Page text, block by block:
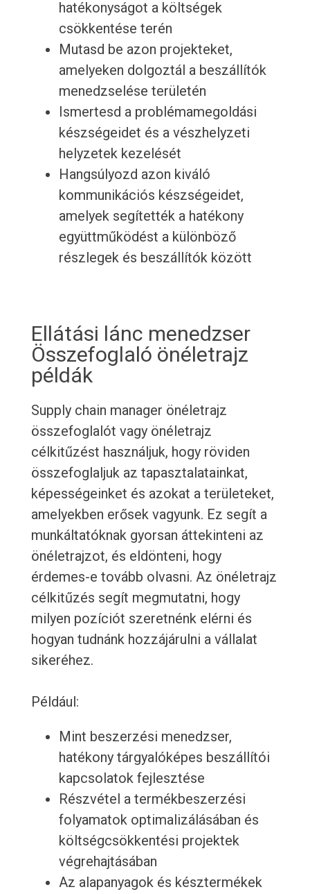
hatékonyságot a költségek
csökkentése terén
Mutasd be azon projekteket,
amelyeken dolgoztál a beszállítók
menedzselése területén
Ismertesd a problémamegoldási
készségeidet és a vészhelyzeti
helyzetek kezelését
Hangsúlyozd azon kiváló
kommunikációs készségeidet,
amelyek segítették a hatékony
együttműködést a különböző
részlegek és beszállítók között
Ellátási lánc menedzser
Összefoglaló önéletrajz
példák
Supply chain manager önéletrajz
összefoglalót vagy önéletrajz
célkitűzést használjuk, hogy röviden
összefoglaljuk az tapasztalatainkat,
képességeinket és azokat a területeket,
amelyekben erősek vagyunk. Ez segít a
munkáltatóknak gyorsan áttekinteni az
önéletrajzot, és eldönteni, hogy
érdemes-e tovább olvasni. Az önéletrajz
célkitűzés segít megmutatni, hogy
milyen pozíciót szeretnénk elérni és
hogyan tudnánk hozzájárulni a vállalat
sikeréhez.
Például:
Mint beszerzési menedzser,
hatékony tárgyalóképes beszállítói
kapcsolatok fejlesztése
Részvétel a termékbeszerzési
folyamatok optimalizálásában és
költségcsökkentési projektek
végrehajtásában
Az alapanyagok és késztermékek